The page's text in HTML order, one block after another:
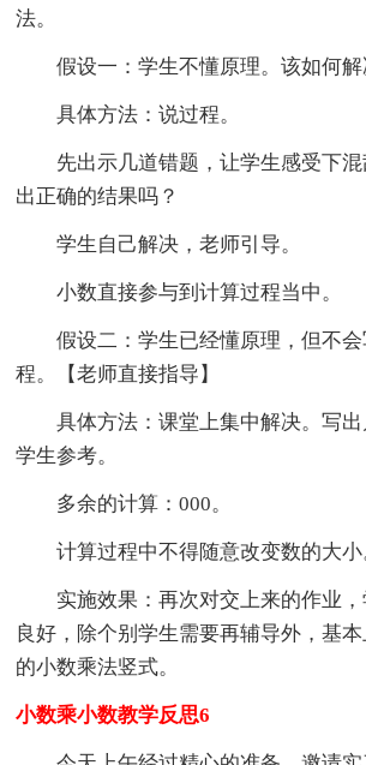
法。
假设一：学生不懂原理。该如何解
具体方法：说过程。
先出示几道错题，让学生感受下混
出正确的结果吗？
学生自己解决，老师引导。
小数直接参与到计算过程当中。
假设二：学生已经懂原理，但不会
程。【老师直接指导】
具体方法：课堂上集中解决。写出
学生参考。
多余的计算：000。
计算过程中不得随意改变数的大小
实施效果：再次对交上来的作业，
良好，除个别学生需要再辅导外，基
的小数乘法竖式。
小数乘小数教学反思6